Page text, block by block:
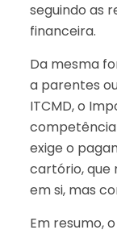
seguindo as
financeira.
Da mesma
a parentes
ITCMD, o
competência
exige o
cartório, que
em si, mas
Em resumo,